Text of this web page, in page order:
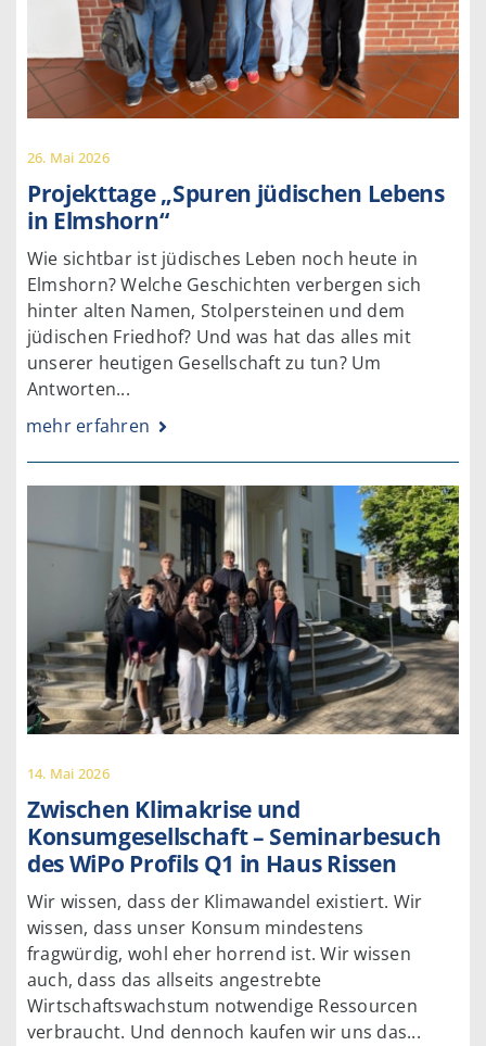
26. Mai 2026
Projekttage „Spuren jüdischen Lebens
in Elmshorn“
Wie sichtbar ist jüdisches Leben noch heute in
Elmshorn? Welche Geschichten verbergen sich
hinter alten Namen, Stolpersteinen und dem
jüdischen Friedhof? Und was hat das alles mit
unserer heutigen Gesellschaft zu tun? Um
Antworten...
mehr erfahren
14. Mai 2026
Zwischen Klimakrise und
Konsumgesellschaft – Seminarbesuch
des WiPo Profils Q1 in Haus Rissen
Wir wissen, dass der Klimawandel existiert. Wir
wissen, dass unser Konsum mindestens
fragwürdig, wohl eher horrend ist. Wir wissen
auch, dass das allseits angestrebte
Wirtschaftswachstum notwendige Ressourcen
verbraucht. Und dennoch kaufen wir uns das...